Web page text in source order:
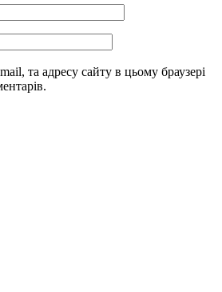
та адресу сайту в цьому браузері